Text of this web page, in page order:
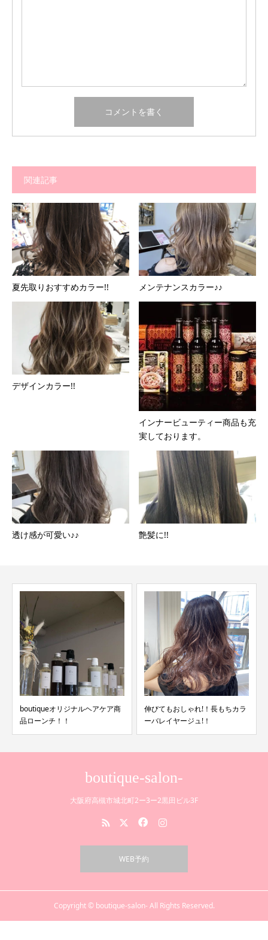
関連記事
夏先取りおすすめカラー!! メンテナンスカラー♪♪
デザインカラー!!
インナービューティー商品も充
実しております。
透け感が可愛い♪♪ 艶髪に!!
boutiqueオリジナルヘアケア商
品ローンチ！！
伸びてもおしゃれ!！長もちカラ
ーバレイヤージュ!！
boutique-salon-
大阪府高槻市城北町2ー3ー2黒田ビル3F
WEB予約
Copyright © boutique-salon- All Rights Reserved.